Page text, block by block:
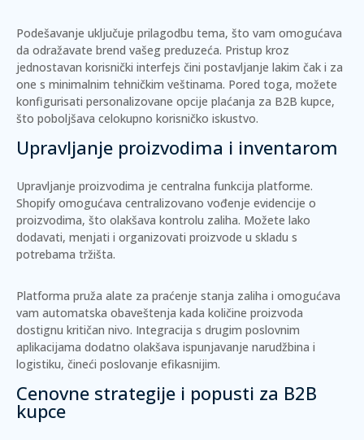
Podešavanje uključuje prilagodbu tema, što vam omogućava
da odražavate brend vašeg preduzeća. Pristup kroz
jednostavan korisnički interfejs čini postavljanje lakim čak i za
one s minimalnim tehničkim veštinama. Pored toga, možete
konfigurisati personalizovane opcije plaćanja za B2B kupce,
što poboljšava celokupno korisničko iskustvo.
Upravljanje proizvodima i inventarom
Upravljanje proizvodima je centralna funkcija platforme.
Shopify omogućava centralizovano vođenje evidencije o
proizvodima, što olakšava kontrolu zaliha. Možete lako
dodavati, menjati i organizovati proizvode u skladu s
potrebama tržišta.
Platforma pruža alate za praćenje stanja zaliha i omogućava
vam automatska obaveštenja kada količine proizvoda
dostignu kritičan nivo. Integracija s drugim poslovnim
aplikacijama dodatno olakšava ispunjavanje narudžbina i
logistiku, čineći poslovanje efikasnijim.
Cenovne strategije i popusti za B2B
kupce